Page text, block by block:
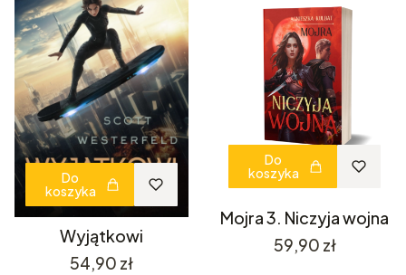
Do
koszyka
Wyjątkowi
Cena
54,90 zł
Do
koszyka
Mojra 3. Niczyja wojna
Cena
59,90 zł